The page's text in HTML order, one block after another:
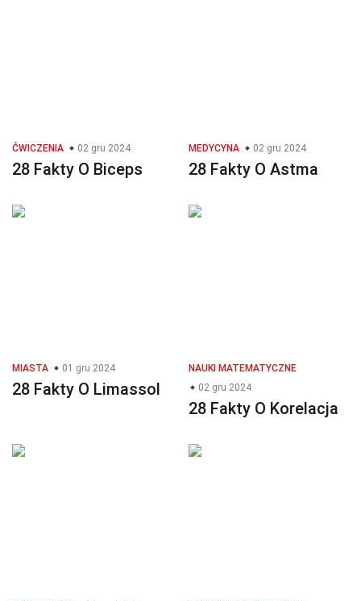
ĆWICZENIA 02 gru 2024
28 Fakty O Biceps
MEDYCYNA 02 gru 2024
28 Fakty O Astma
MIASTA 01 gru 2024
28 Fakty O Limassol
NAUKI MATEMATYCZNE
02 gru 2024
28 Fakty O Korelacja